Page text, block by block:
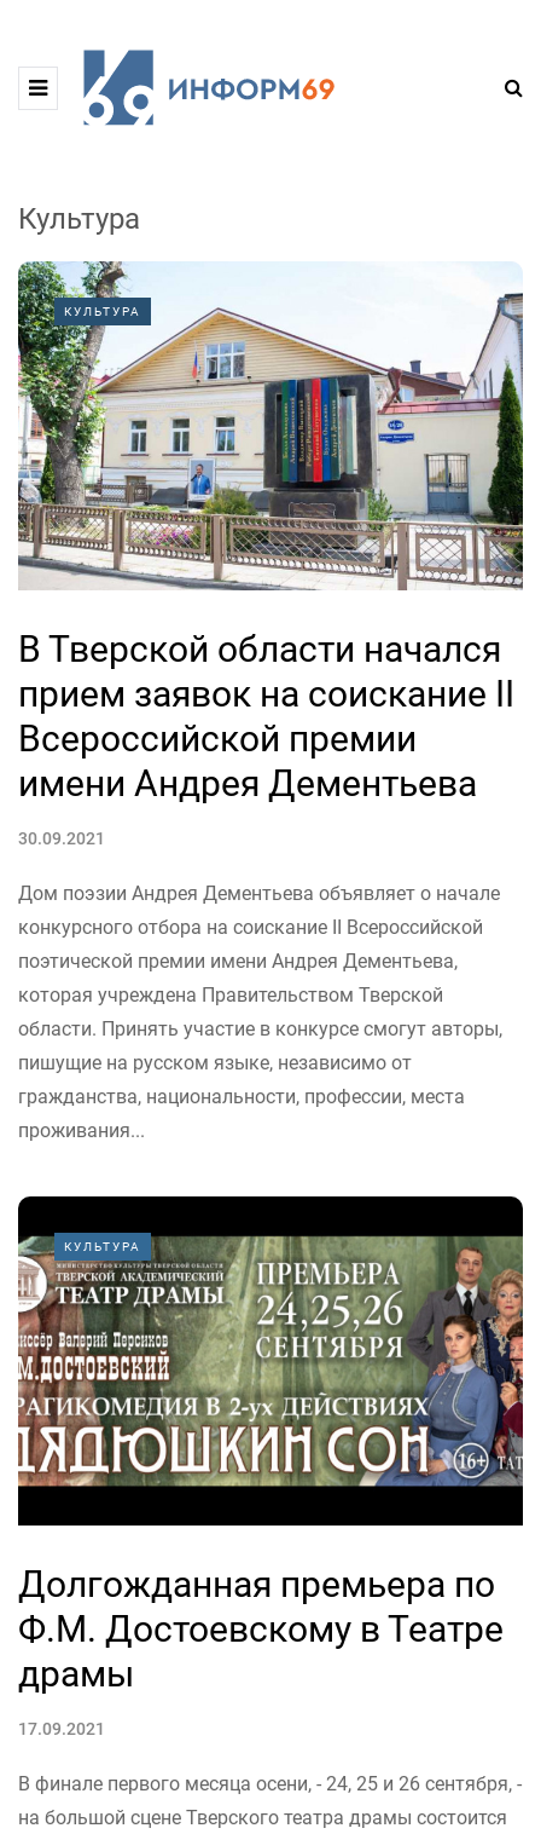
Культура
КУЛЬТУРА
В Тверской области начался
прием заявок на соискание II
Всероссийской премии
имени Андрея Дементьева
30.09.2021
Дом поэзии Андрея Дементьева объявляет о начале
конкурсного отбора на соискание II Всероссийской
поэтической премии имени Андрея Дементьева,
которая учреждена Правительством Тверской
области. Принять участие в конкурсе смогут авторы,
пишущие на русском языке, независимо от
гражданства, национальности, профессии, места
проживания...
КУЛЬТУРА
Долгожданная премьера по
Ф.М. Достоевскому в Театре
драмы
17.09.2021
В финале первого месяца осени, - 24, 25 и 26 сентября, -
на большой сцене Тверского театра драмы состоится